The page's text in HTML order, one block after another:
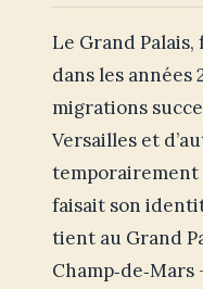
Le Grand
dans les années
migrations
Versailles et
temporairement
faisait son
tient au Grand